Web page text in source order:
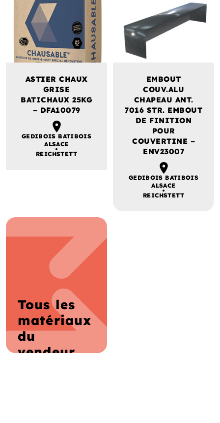
ASTIER CHAUX
GRISE
BATICHAUX 25KG
– DFA10079
GEDIBOIS BATIBOIS
ALSACE
REICHSTETT
EMBOUT
COUV.ALU
CHAPEAU ANT.
7016 STR. EMBOUT
DE FINITION
POUR
COUVERTINE –
ENV23007
GEDIBOIS BATIBOIS
ALSACE
REICHSTETT
Tous les
matériaux
du
vendeur